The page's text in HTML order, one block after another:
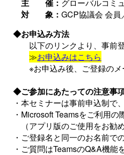
主 催： グローバルコミ
対 象： GCP協議会 会
◆お申込み方法
以下のリンクより、事前登
≫お申込みはこちら
※お申込み後、ご登録のメ
◆ご参加にあたっての注意事
・本セミナーは事前申込制で
・Microsoft Teamsをご利用
（アプリ版のご使用をお勧
・ご登録名と同一のお名前で
・ご質問はTeamsのQ&A機